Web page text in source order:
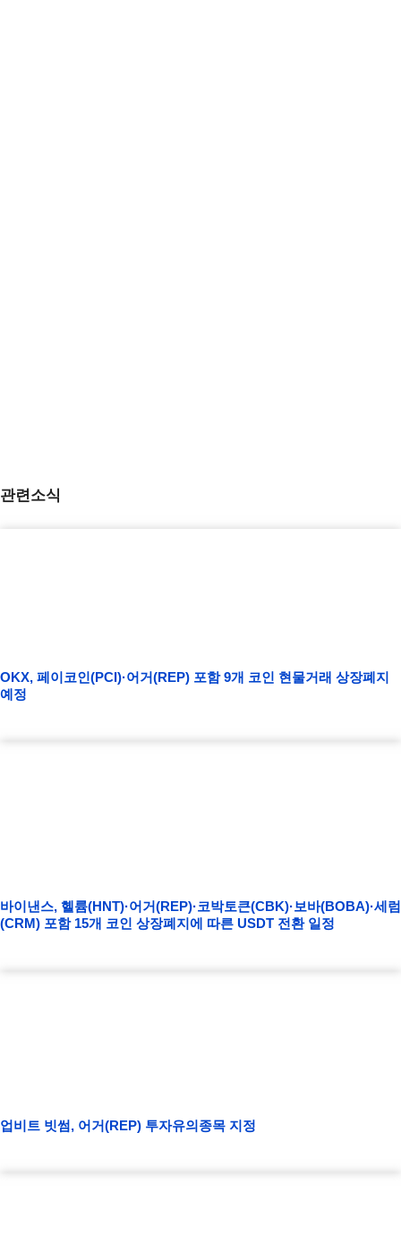
관련소식
OKX, 페이코인(PCI)·어거(REP) 포함 9개 코인 현물거래 상장폐지
예정
바이낸스, 헬륨(HNT)·어거(REP)·코박토큰(CBK)·보바(BOBA)·세럼
(CRM) 포함 15개 코인 상장폐지에 따른 USDT 전환 일정
업비트 빗썸, 어거(REP) 투자유의종목 지정